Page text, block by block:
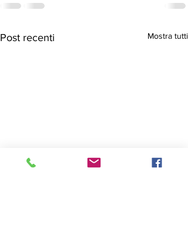
Post recenti Mostra tutti